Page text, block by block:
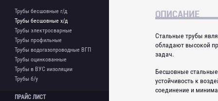
Шестигранник нержавеющий
Труба нержавеющая
Труба профильная
нержавеющая
Уголок нержавеющий
Лента стальная
Полоса стальная
Проволока
Сетка
Шестигранник стальной
Швеллер
Уголок стальной
Балки двутавровые
Фланцы нержавеющие
Фланцевые заглушки
Шаровой кран
Отводы
Отводы нержавеющие
Переходы
Переходы нержавеющие
Тройники
Задвижки
Трубы бесшовные г/д
Трубы бесшовные х/д
Трубы электросварные
Трубы профильные
Трубы водогазопроводные ВГП
Трубы оцинкованные
Трубы в ВУС иизоляции
Трубы б/у
ПРАЙС ЛИСТ
ОПИСАНИЕ
Стальные трубы
обладают высокой
задач.
Бесшовные стальные
устойчивость к
соединение и